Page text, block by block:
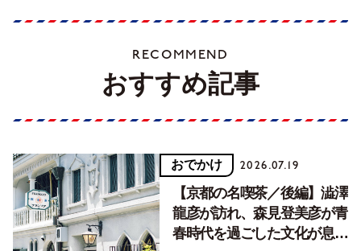
RECOMMEND
おすすめ記事
おでかけ 2026.07.19
【京都の名喫茶／後編】澁澤
龍彦が訪れ、森見登美彦が青
春時代を過ごした文化が息づ